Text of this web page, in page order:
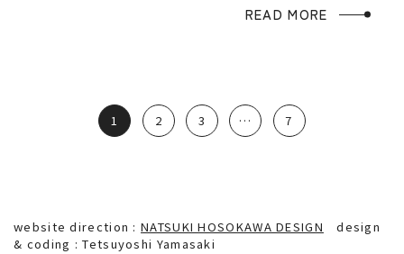
READ MORE
1 2 3 … 7
website direction :NATSUKI HOSOKAWA DESIGN
design
& coding : Tetsuyoshi Yamasaki